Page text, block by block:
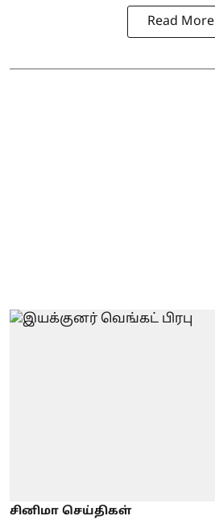
Read More
சினிமா செய்திகள்